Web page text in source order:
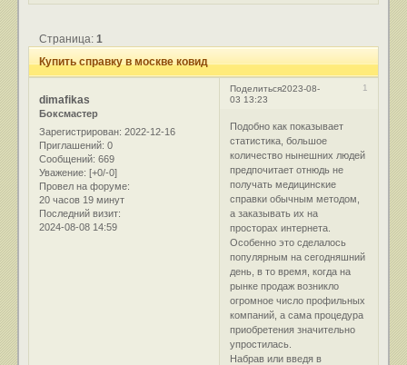
Купить справку в москве ковид
Страница:1
Поделиться 1
2023-08-
03 13:23
dimafikas
Боксмастер
Зарегистрирован: 2022-12-16
Приглашений: 0
Сообщений: 669
Уважение: [+0/-0]
Провел на форуме:
20 часов 19 минут
Последний визит:
2024-08-08 14:59
Подобно как показывает
статистика, большое
количество нынешних людей
предпочитает отнюдь не
получать медицинские
справки обычным методом,
а заказывать их на
просторах интернета.
Особенно это сделалось
популярным на сегодняшний
день, в то время, когда на
рынке продаж возникло
огромное число профильных
компаний, а сама процедура
приобретения значительно
упростилась.
Набрав или введя в